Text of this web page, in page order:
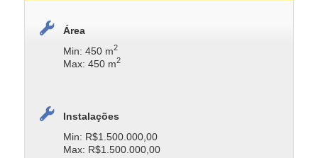
Área
Min: 450 m2
Max: 450 m2
Instalações
Min: R$1.500.000,00
Max: R$1.500.000,00